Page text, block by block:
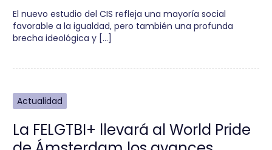
El nuevo estudio del CIS refleja una mayoría social
favorable a la igualdad, pero también una profunda
brecha ideológica y […]
Actualidad
La FELGTBI+ llevará al World Pride